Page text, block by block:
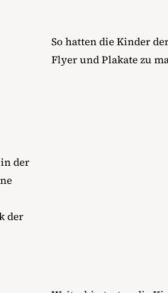
So hatten die Kinder
Flyer und Plakate zu
der
der